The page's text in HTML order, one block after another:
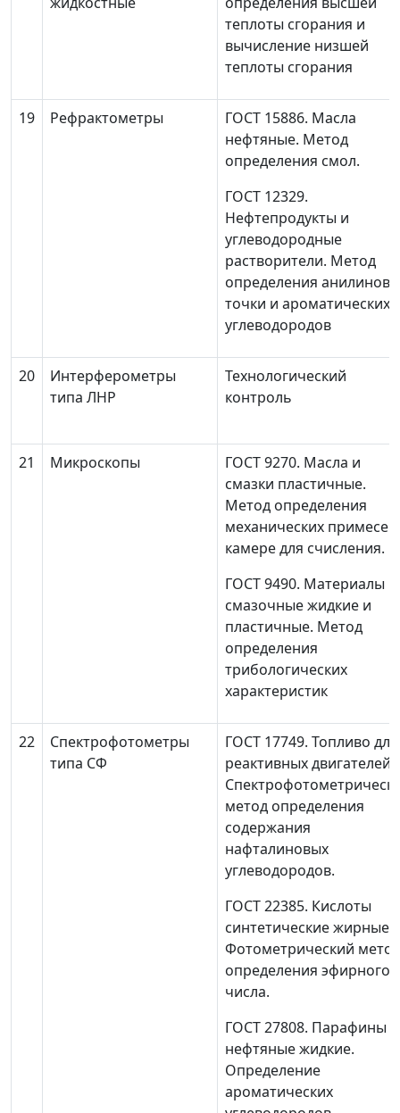
теплоты сгорания и
вычисление низшей
теплоты сгорания
19 Рефрактометры
ГОСТ 15886. Масла
нефтяные. Метод
определения смол.
ГОСТ 12329.
Нефтепродукты и
углеводородные
растворители. Метод
определения
точки и ароматических
углеводородов
20
Интерферометры
типа ЛНР
Технологический
контроль
21 Микроскопы
ГОСТ 9270. Масла и
смазки пластичные.
Метод определения
механических примесей
камере для счисления.
ГОСТ 9490. Материалы
смазочные жидкие и
пластичные. Метод
определения
трибологических
характеристик
22
Спектрофотометры
типа СФ
ГОСТ 17749. Топливо для
реактивных двигателей.
метод определения
содержания
нафталиновых
углеводородов.
ГОСТ 22385. Кислоты
синтетические жирные.
Фотометрический метод
определения эфирного
числа.
ГОСТ 27808. Парафины
нефтяные жидкие.
Определение
ароматических